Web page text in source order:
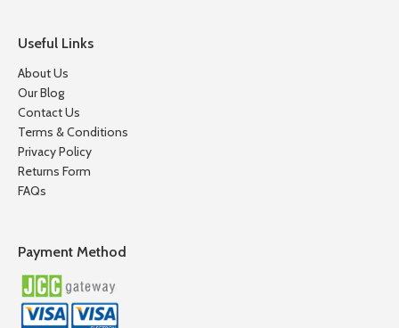
Useful Links
About Us
Our Blog
Contact Us
Terms & Conditions
Privacy Policy
Returns Form
FAQs
Payment Method